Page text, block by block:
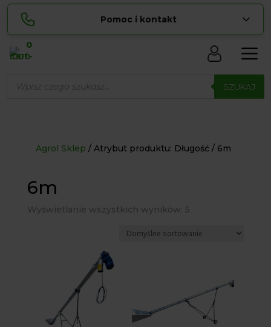
Pomoc i kontakt
Lucyna
pokaż numer
zamowienia@ ... pokaż e-mail
Biuro obsługi klienta czynne Pn-Sb: 8:00 – 20:00
0
produktów SZUKAJ
Agrol Sklep Atrybut produktu: Długość 6m
6m
Wyświetlanie wszystkich wyników: 5